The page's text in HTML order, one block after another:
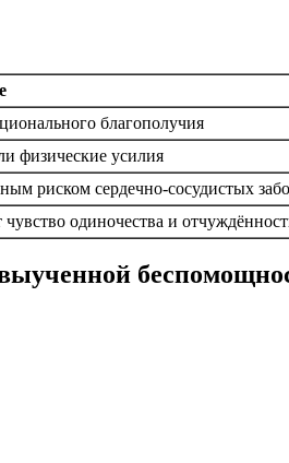
благополучия
физические усилия
риском сердечно-сосудистых
одиночества и